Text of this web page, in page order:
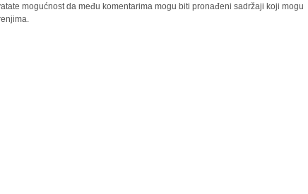
mogućnost da među komentarima mogu biti pronađeni sadržaji koji mogu